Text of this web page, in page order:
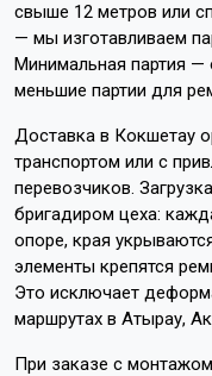
свыше 12 метров или
— мы изготавливаем
Минимальная партия —
меньшие партии для
Доставка в Кокшетау
транспортом или с
перевозчиков.
бригадиром цеха:
опоре, края
элементы крепятся
Это исключает
маршрутах в Атырау,
При заказе с